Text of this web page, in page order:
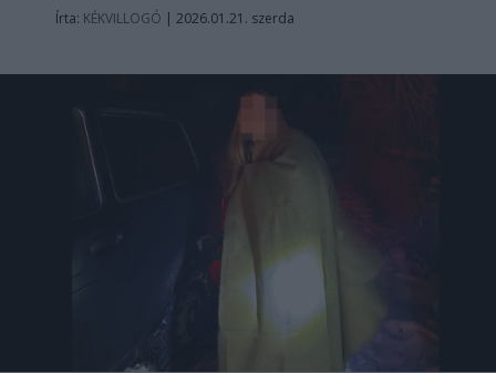
Írta: KÉKVILLOGÓ | 2026.01.21. szerda